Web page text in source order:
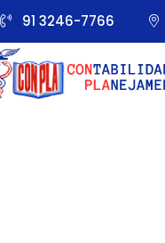
91 3246-7766